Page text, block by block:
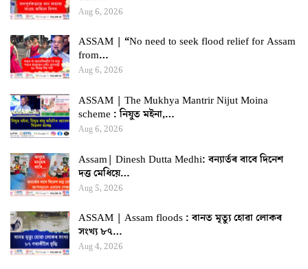
Aug 6, 2026
ASSAM | “No need to seek flood relief for Assam
from…
Aug 6, 2026
ASSAM | The Mukhya Mantrir Nijut Moina
scheme : নিযুত মইনা,…
Aug 6, 2026
Assam| Dinesh Dutta Medhi: বন্যাৰ্তৰ বাবে দিনেশ
দত্ত মেধিয়ে…
Aug 5, 2026
ASSAM | Assam floods : বানত মৃত্যু হোৱা লোকৰ
সংখ্য ৮৭…
Aug 4, 2026